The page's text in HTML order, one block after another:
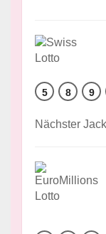
5 8 9
Nächster